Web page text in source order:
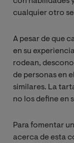
cualquier otro
A pesar de que
en su
rodean,
de personas en
similares. La
no los define en
Para fomentar
acerca de esta